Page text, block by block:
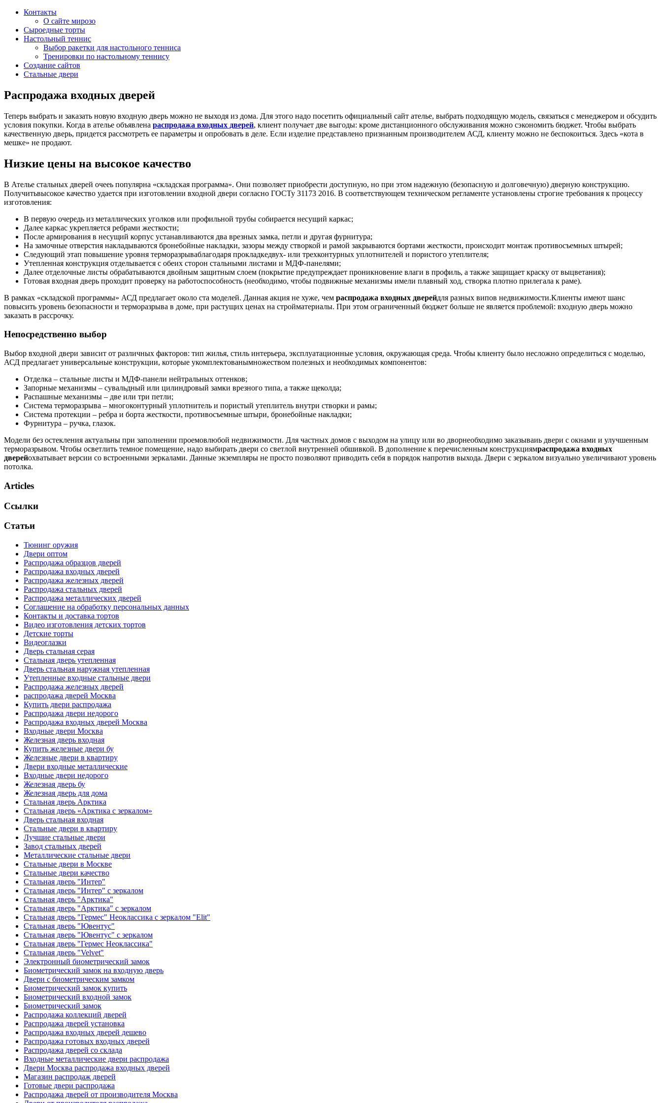
Контакты
О сайте мирозо
Сыроедные торты
Настольный теннис
Выбор ракетки для настольного тенниса
Тренировки по настольному теннису
Создание сайтов
Стальные двери
Распродажа входных дверей
Теперь выбрать и заказать новую входную дверь можно не выходя из дома. Для этого надо посетить официальный сайт ателье, выбрать подходящую модель, связаться с менеджером и обсудить
условия покупки. Когда в ателье объявлена распродажа входных дверей, клиент получает две выгоды: кроме дистанционного обслуживания можно сэкономить бюджет. Чтобы выбрать
качественную дверь, придется рассмотреть ее параметры и опробовать в деле. Если изделие представлено признанным производителем АСД, клиенту можно не беспокоиться. Здесь «кота в
мешке» не продают.
Низкие цены на высокое качество
В Ателье стальных дверей очееь популярна «складская программа». Они позволяет приобрести доступную, но при этом надежную (безопасную и долговечную) дверную конструкцию.
Получитьвысокое качество удается при изготовлении входной двери согласно ГОСТу 31173 2016. В соответствующем техническом регламенте установлены строгие требования к процессу
изготовления:
В первую очередь из металлических уголков или профильной трубы собирается несущий каркас;
Далее каркас укрепляется ребрами жесткости;
После армирования в несущий корпус устанавливаются два врезных замка, петли и другая фурнитура;
На замочные отверстия накладываются бронебойные накладки, зазоры между створкой и рамой закрываются бортами жесткости, происходит монтаж противосъемных штырей;
Следующий этап повышение уровня терморазрываблагодаря прокладкедвух- или трехконтурных уплотнителей и пористого утеплителя;
Утепленная конструкция отделывается с обеих сторон стальными листами и МДФ-панелями;
Далее отделочные листы обрабатываются двойным защитным слоем (покрытие предупреждает проникновение влаги в профиль, а также защищает краску от выцветания);
Готовая входная дверь проходит проверку на работоспособность (необходимо, чтобы подвижные механизмы имели плавный ход, створка плотно прилегала к раме).
В рамках «складской программы» АСД предлагает около ста моделей. Данная акция не хуже, чем распродажа входных дверейдля разных випов недвижимости.Клиенты имеют шанс
повысить уровень безопасности и терморазрыва в доме, при растущих ценах на стройматериалы. При этом ограниченный бюджет больше не является проблемой: входную дверь можно
заказать в рассрочку.
Непосредственно выбор
Выбор входной двери зависит от различных факторов: тип жилья, стиль интерьера, эксплуатационные условия, окружающая среда. Чтобы клиенту было несложно определиться с моделью,
АСД предлагает универсальные конструкции, которые укомплектованымножеством полезных и необходимых компонентов:
Отделка – стальные листы и МДФ-панели нейтральных оттенков;
Запорные механизмы – сувальдный или цилиндровый замки врезного типа, а также щеколда;
Распашные механизмы – две или три петли;
Система терморазрыва – многоконтурный уплотнитель и пористый утеплитель внутри створки и рамы;
Система протекции – ребра и борта жесткости, противосъемные штыри, бронебойные накладки;
Фурнитура – ручка, глазок.
Модели без остекления актуальны при заполнении проемовлюбой недвижимости. Для частных домов с выходом на улицу или во дворнеобходимо заказываиь двери с окнами и улучшенным
терморазрывом. Чтобы осветлить темное помещение, надо выбирать двери со светлой внутренней обшивкой. В дополнение к перечисленным конструкциямраспродажа входных
дверейохватывает версии со встроенными зеркалами. Данные экземпляры не просто позволяют приводить себя в порядок напротив выхода. Двери с зеркалом визуально увеличивают уровень
потолка.
Articles
Ссылки
Статьи
Тюнинг оружия
Двери оптом
Распродажа образцов дверей
Распродажа входных дверей
Распродажа железных дверей
Распродажа стальных дверей
Распродажа металлических дверей
Соглашение на обработку персональных данных
Контакты и доставка тортов
Видео изготовления детских тортов
Детские торты
Видеоглазки
Дверь стальная серая
Стальная дверь утепленная
Дверь стальная наружная утепленная
Утепленные входные стальные двери
Распродажа железных дверей
распродажа дверей Москва
Купить двери распродажа
Распродажа двери недорого
Распродажа входных дверей Москва
Входные двери Москва
Железная дверь входная
Купить железные двери бу
Железные двери в квартиру
Двери входные металлические
Входные двери недорого
Железная дверь бу
Железная дверь для дома
Стальная дверь Арктика
Стальная дверь «Арктика с зеркалом»
Дверь стальная входная
Стальные двери в квартиру
Лучшие стальные двери
Завод стальных дверей
Металлические стальные двери
Стальные двери в Москве
Стальные двери качество
Стальная дверь "Интер"
Стальная дверь "Интер" с зеркалом
Стальная дверь "Арктика"
Стальная дверь "Арктика" с зеркалом
Стальная дверь "Гермес" Неоклассика с зеркалом "Elit"
Стальная дверь "Ювентус"
Стальная дверь "Ювентус" с зеркалом
Стальная дверь "Гермес Неоклассика"
Стальная дверь "Velvet"
Электронный биометрический замок
Биометрический замок на входную дверь
Двери с биометрическим замком
Биометрический замок купить
Биометрический входной замок
Биометрический замок
Распродажа коллекций дверей
Распродажа дверей установка
Распродажа входных дверей дешево
Распродажа готовых входных дверей
Распродажа дверей со склада
Входные металлические двери распродажа
Двери Москва распродажа входных дверей
Магазин распродаж дверей
Готовые двери распродажа
Распродажа дверей от производителя Москва